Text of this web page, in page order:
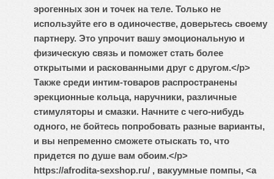
эрогенных зон и точек на теле. Только не
используйте его в одиночестве, доверьтесь своему
партнеру. Это упрочит вашу эмоциональную и
физическую связь и поможет стать более
открытыми и раскованными друг с другом.</p>
Также среди интим-товаров распространены
эрекционные кольца, наручники, различные
стимуляторы и смазки. Начните с чего-нибудь
одного, не бойтесь попробовать разные варианты,
и вы непременно сможете отыскать то, что
придется по душе вам обоим.</p>
https://afrodita-sexshop.ru/ , вакуумные помпы, <a